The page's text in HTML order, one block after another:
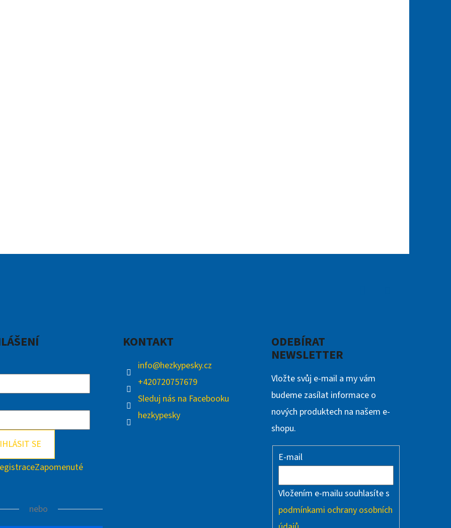
SE
Zapomenuté
nebo
KONTAKT
info@hezkypesky.cz
+420720757679
Sleduj nás na Facebooku
hezkypesky
ODEBÍRAT
NEWSLETTER
Vložte svůj e-mail a my vám
budeme zasílat informace o
nových produktech na našem e-
shopu.
E-mail
Vložením e-mailu souhlasíte s
podmínkami ochrany osobních